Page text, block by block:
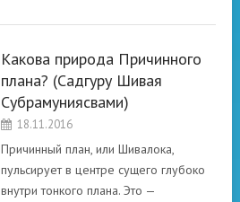
Какова природа Причинного
плана? (Садгуру Шивая
Субрамуниясвами)
18.11.2016
Причинный план, или Шивалока,
пульсирует в центре сущего глубоко
внутри тонкого плана. Это —